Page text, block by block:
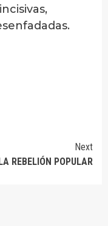
Next
REBELIÓN POPULAR